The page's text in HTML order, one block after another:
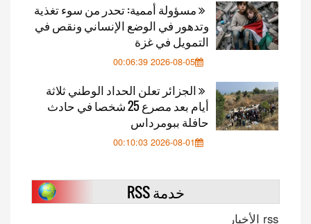
مسؤولة أممية: تحدر من سوء تغذية
وتدهور في الوضع الإنساني ونقص في
التمويل في غزة
2026-08-05 00:06:39
الجزائر تعلن الحداد الوطني ثلاثة
أيام بعد مصرع 25 شخصا في حادث
حافلة ببومرداس
2026-08-01 00:10:03
خدمة RSS
rss الأخبار